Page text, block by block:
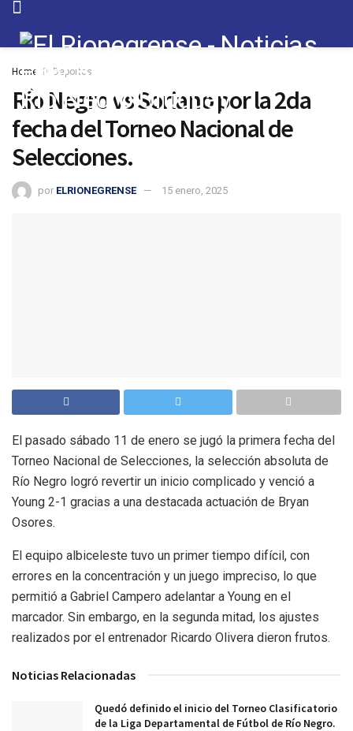
Home Deportes
Río Negro vs Soriano por la 2da
fecha del Torneo Nacional de
Selecciones.
por ELRIONEGRENSE 15 enero, 2025
El pasado sábado 11 de enero se jugó la primera fecha del
Torneo Nacional de Selecciones, la selección absoluta de
Río Negro logró revertir un inicio complicado y venció a
Young 2-1 gracias a una destacada actuación de Bryan
Osores.
El equipo albiceleste tuvo un primer tiempo difícil, con
errores en la concentración y un juego impreciso, lo que
permitió a Gabriel Campero adelantar a Young en el
marcador. Sin embargo, en la segunda mitad, los ajustes
realizados por el entrenador Ricardo Olivera dieron frutos.
Noticias Relacionadas
Quedó definido el inicio del Torneo Clasificatorio
de la Liga Departamental de Fútbol de Río Negro.